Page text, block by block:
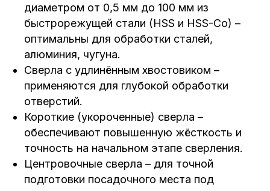
диаметром от 0,5 мм до 100 мм из
быстрорежущей стали (HSS и HSS-Co) –
оптимальны для обработки сталей,
алюминия, чугуна.
Сверла с удлинённым хвостовиком –
применяются для глубокой обработки
отверстий.
Короткие (укороченные) сверла –
обеспечивают повышенную жёсткость и
точность на начальном этапе сверления.
Центровочные сверла – для точной
подготовки посадочного места под